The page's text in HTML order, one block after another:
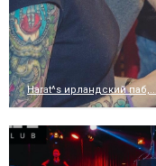
Harat^s ирландский паб,...